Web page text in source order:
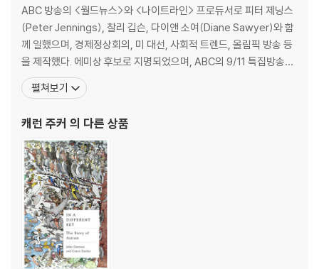
civil rights battles waged by the families of those who have it.
Unfolding over decades, it is a beautifully rendered history of
ordinary people determined to secure a place in the world for
those with autism--by liberating children from dank institution
s, campaigning for their right to go to school, challenging expe
rt opinion on what it means to have autism, and persuading so
It is the story of women like Ruth Sullivan, who rebelled agains
t a medical establishment that blamed cold and rejecting “refr
igerator mothers” for causing autism; and of fathers who pus
hed scientists to dig harder for treatments. Many others play
ed starring roles too: doctors like Leo Kanner, who pioneered
our understanding of autism; lawyers like Tom Gilhool, who to
ok the families’ battle for education to the courtroom; scienti
sts who sparred over how to treat autism; and those with auti
17. Seeing the Ocean for the First Time 182
Part IV Behavior, Analyzed (1950s-1990s)
18. The Behaviorist 191
19. "Screams, Slaps, and Love" 203
21. The "Anti-Bettelheim" 224
23. Look at Me 247
24. From Courtroom to Classroom 256
Part V The Questions Asked in London (1960s-1990s)
25. The Questions Asked 273
26. Who Counts? 281
27. Words Unstrung 287
28. The Great Twin Chase 292
29. Finding Their Marbles 298
Part VI Redefining a Diagnosis (2070s-1990s)
ABC 방송의 <월드뉴스>와 <나이트라인> 프로듀서로 피터 제닝스
(Peter Jennings), 찰리 깁슨, 다이앤 소여(Diane Sawyer)와 함
께 일했으며, 경제정상회의, 미 대선, 사회적 트렌드, 올림픽 방송 등
을 제작했다. 에미상 후보로 지명되었으며, ABC의 9/11 특집방송으
로 텔레비전 분야에서 가장 큰 영예인 피바디(Peabody)상과 알프
레드 듀퐁(Alfred L. DuPont)상을 수상했다. 큰 아들인 미키가 자
을 새롭게 설정했다
펼쳐보기
캐런 주커 의 다른 상품